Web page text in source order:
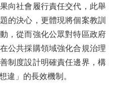
向社會履行責任交代，此舉
的決心，更體現將個案教訓
，從而強化公眾對特區政府
公共採購領域強化合規治理
制度設計明確責任邊界，構
違」的長效機制。